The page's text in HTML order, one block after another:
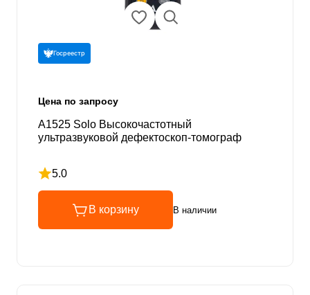
Госреестр
Цена по запросу
А1525 Solo Высокочастотный
ультразвуковой дефектоскоп-томограф
5.0
Рейтинг 5 из 5
В корзину В наличии